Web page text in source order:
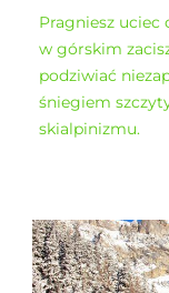
Pragniesz uciec
w górskim
podziwiać
śniegiem
skialpinizmu.